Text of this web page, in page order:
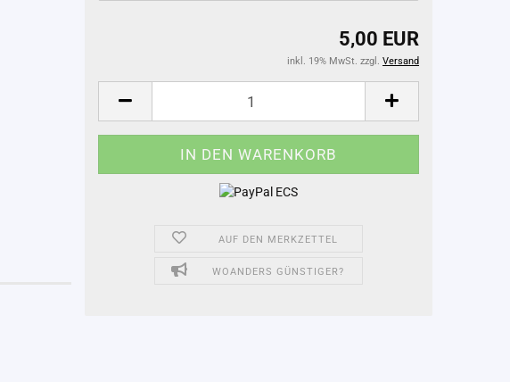
5,00 EUR
inkl. 19% MwSt. zzgl. Versand
AUF DEN MERKZETTEL
WOANDERS GÜNSTIGER?